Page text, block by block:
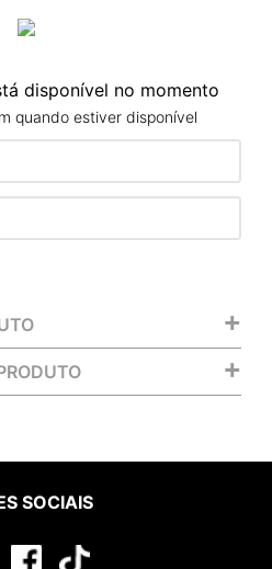
disponível no momento
quando estiver disponível
+
+
SOCIAIS